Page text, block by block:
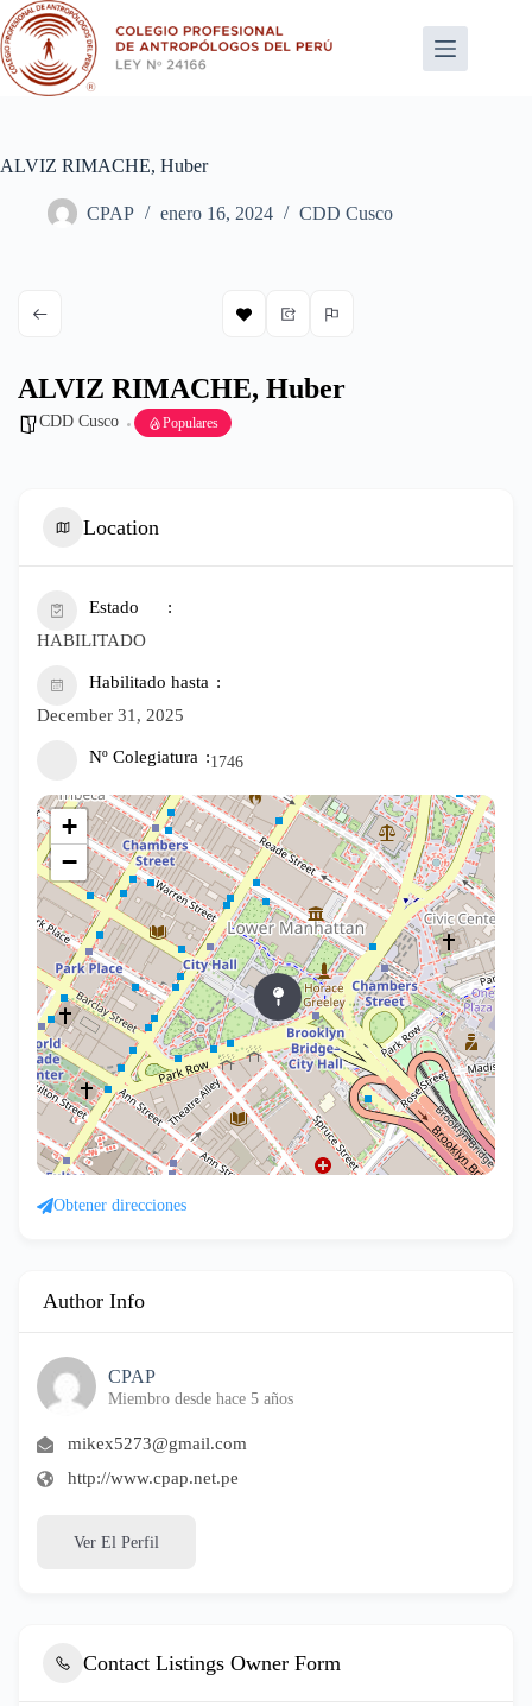
Saltar
al
contenido
ALVIZ RIMACHE, Huber
CPAP enero 16, 2024 CDD Cusco
ALVIZ RIMACHE, Huber
CDD Cusco Populares
Location
Estado
HABILITADO
Habilitado hasta
December 31, 2025
Nº Colegiatura 1746
+
−
Obtener direcciones
Author Info
CPAP
Miembro desde hace 5 años
mikex5273@gmail.com
http://www.cpap.net.pe
Ver El Perfil
Contact Listings Owner Form